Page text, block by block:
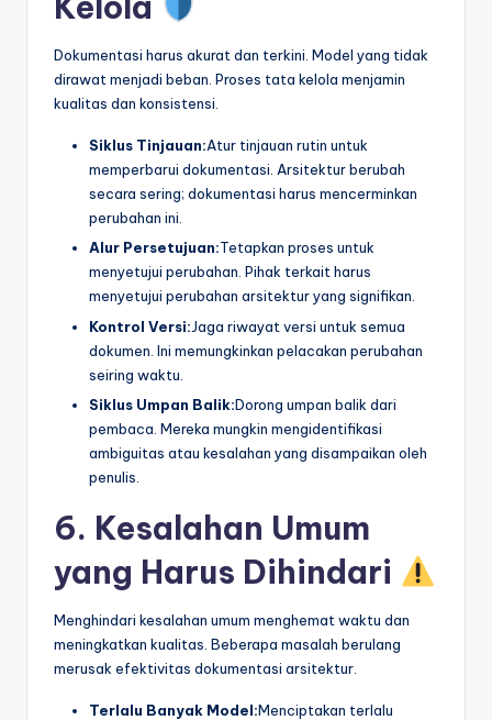
Dokumentasi harus akurat dan terkini. Model yang tidak
dirawat menjadi beban. Proses tata kelola menjamin
kualitas dan konsistensi.
Siklus Tinjauan:Atur tinjauan rutin untuk
memperbarui dokumentasi. Arsitektur berubah
secara sering; dokumentasi harus mencerminkan
perubahan ini.
Alur Persetujuan:Tetapkan proses untuk
menyetujui perubahan. Pihak terkait harus
menyetujui perubahan arsitektur yang signifikan.
Kontrol Versi:Jaga riwayat versi untuk semua
dokumen. Ini memungkinkan pelacakan perubahan
seiring waktu.
Siklus Umpan Balik:Dorong umpan balik dari
pembaca. Mereka mungkin mengidentifikasi
ambiguitas atau kesalahan yang disampaikan oleh
penulis.
6. Kesalahan Umum
yang Harus Dihindari
Menghindari kesalahan umum menghemat waktu dan
meningkatkan kualitas. Beberapa masalah berulang
merusak efektivitas dokumentasi arsitektur.
Terlalu Banyak Model:Menciptakan terlalu